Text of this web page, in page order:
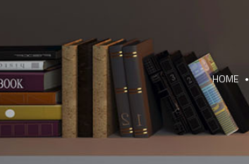
HOME